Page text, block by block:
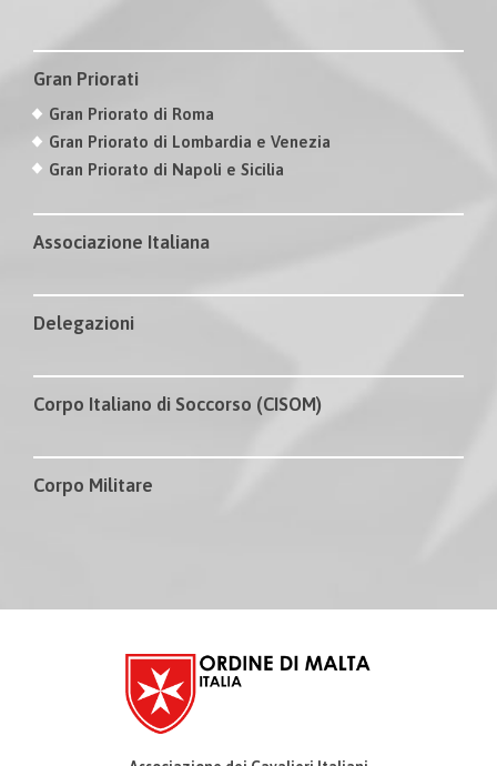
Gran Priorati
Gran Priorato di Roma
Gran Priorato di Lombardia e Venezia
Gran Priorato di Napoli e Sicilia
Associazione Italiana
Delegazioni
Corpo Italiano di Soccorso (CISOM)
Corpo Militare